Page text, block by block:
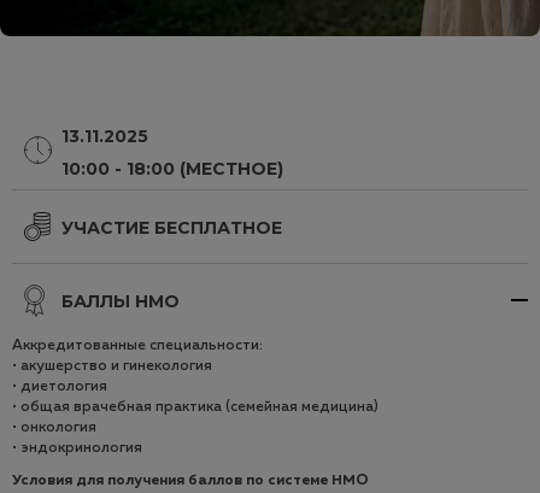
13.11.2025
10:00 - 18:00 (МЕСТНОЕ)
УЧАСТИЕ БЕСПЛАТНОЕ
БАЛЛЫ НМО
Аккредитованные специальности:
• акушерство и гинекология
• диетология
• общая врачебная практика (семейная медицина)
• онкология
• эндокринология
Условия для получения баллов по системе НМO